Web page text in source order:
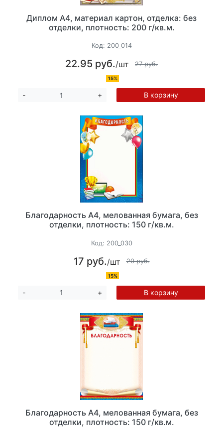
Диплом А4, материал картон, отделка: без
отделки, плотность: 200 г/кв.м.
Код: 200_014
22.95 руб./шт 27 руб.
15%
- + В корзину
Благодарность А4, мелованная бумага, без
отделки, плотность: 150 г/кв.м.
Код: 200_030
17 руб./шт 20 руб.
15%
- + В корзину
Благодарность А4, мелованная бумага, без
отделки, плотность: 150 г/кв.м.